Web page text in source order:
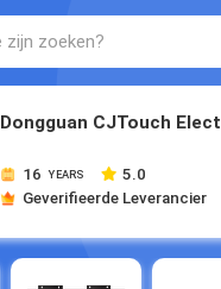
Dongguan CJTouch
16 YEARS
5.0
Geverifieerde Leverancier